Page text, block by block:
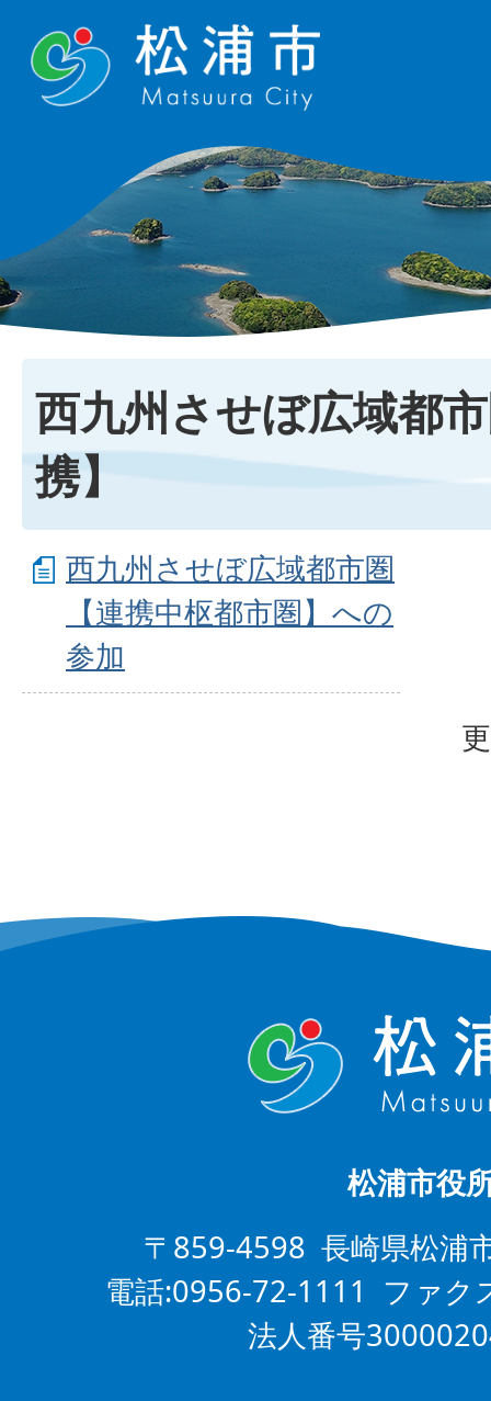
西九州させぼ広域都
携】
西九州させぼ広域都市圏
【連携中枢都市圏】への
参加
松浦市役
〒859-4598 長崎県松浦
電話:0956-72-1111 ファ
法人番号